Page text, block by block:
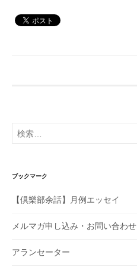
検
索:
ブックマーク
【倶樂部余話】月例エッセイ
メルマガ申し込み・お問い合わせ
アランセーター